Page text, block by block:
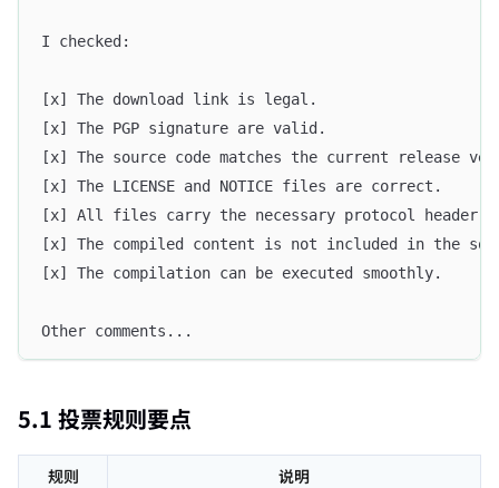
I checked:
[x] The download link is legal.
[x] The PGP signature are valid.
[x] The source code matches the current release
[x] The LICENSE and NOTICE files are correct.
[x] All files carry the necessary protocol header.
[x] The compiled content is not included in the
[x] The compilation can be executed smoothly.
Other comments...
5.1 投票规则要点
规则
说明